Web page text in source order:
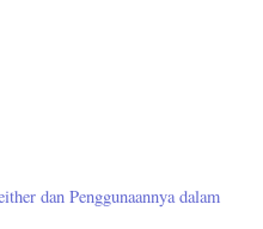
dan Penggunaannya dalam